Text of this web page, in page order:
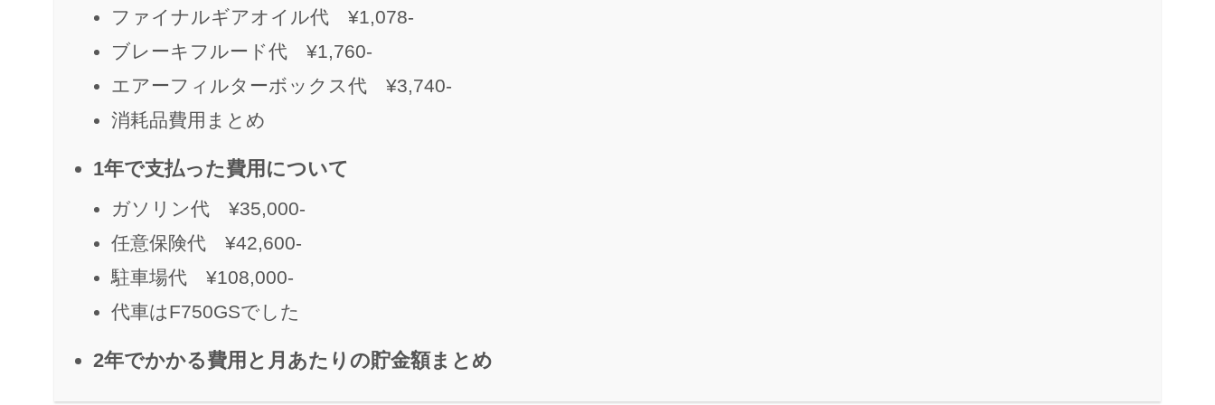
ファイナルギアオイル代 ¥1,078-
ブレーキフルード代 ¥1,760-
エアーフィルターボックス代 ¥3,740-
消耗品費用まとめ
1年で支払った費用について
ガソリン代 ¥35,000-
任意保険代 ¥42,600-
駐車場代 ¥108,000-
代車はF750GSでした
2年でかかる費用と月あたりの貯金額まとめ